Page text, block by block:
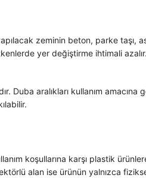
zeminin beton, parke taşı,
yer değiştirme ihtimali
Duba aralıkları kullanım amacına
koşullarına karşı plastik
alan ise ürünün yalnızca